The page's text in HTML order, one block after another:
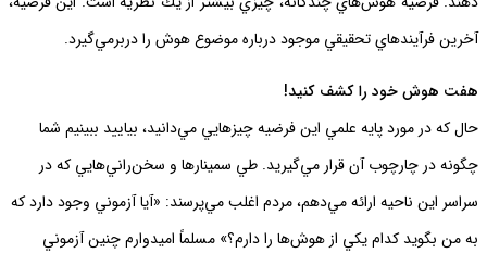
آخرين فرآيندهاي تحقيقي موجود درباره موضوع هوش را دربرمي‌گيرد.
هفت هوش خود را كشف كنيد!
حال كه در مورد پايه علمي اين فرضيه چيزهايي مي‌دانيد، بياييد ببينيم شما
چگونه در چارچوب آن قرار مي‌گيريد. طي سمينارها و سخن‌راني‌هايي كه در
سراسر اين ناحيه ارائه مي‌دهم، مردم اغلب مي‌پرسند: «آيا آزموني وجود دارد كه
به من بگويد كدام يكي از هوش‌ها را دارم؟» مسلماً اميدوارم چنين آزموني